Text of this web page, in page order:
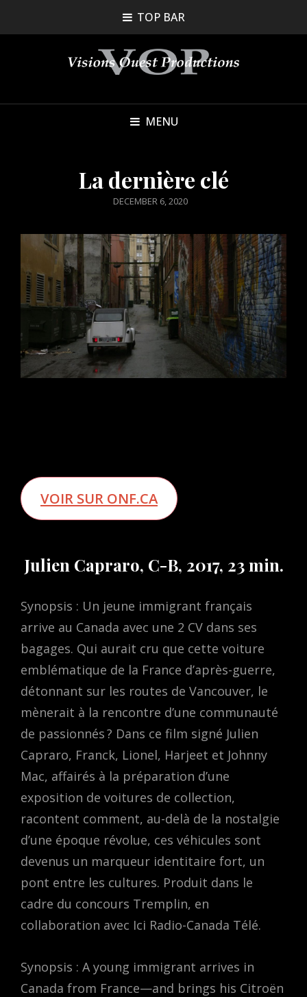
TOP BAR
MENU
La dernière clé
POSTED
DECEMBER 6, 2020
VOIR SUR ONF.CA
Julien Capraro, C-B, 2017, 23 min.
Synopsis : Un jeune immigrant français
arrive au Canada avec une 2 CV dans ses
bagages. Qui aurait cru que cette voiture
emblématique de la France d’après-guerre,
détonnant sur les routes de Vancouver, le
mènerait à la rencontre d’une communauté
de passionnés ? Dans ce film signé Julien
Capraro, Franck, Lionel, Harjeet et Johnny
Mac, affairés à la préparation d’une
exposition de voitures de collection,
racontent comment, au-delà de la nostalgie
d’une époque révolue, ces véhicules sont
devenus un marqueur identitaire fort, un
pont entre les cultures. Produit dans le
cadre du concours Tremplin, en
collaboration avec Ici Radio-Canada Télé.
Synopsis : A young immigrant arrives in
Canada from France—and brings his Citroën